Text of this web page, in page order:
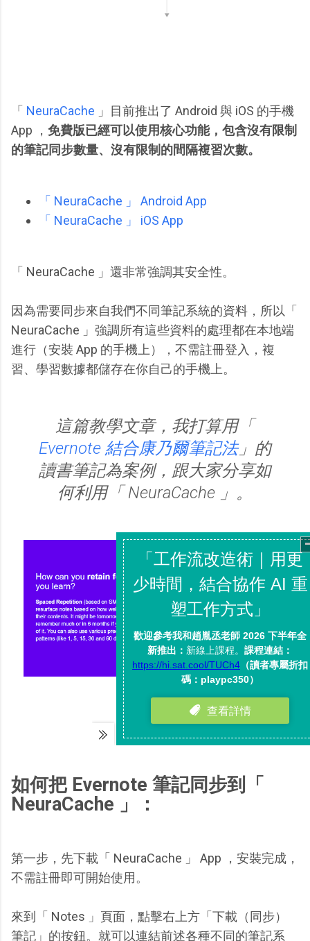
「 NeuraCache 」目前推出了 Android 與 iOS 的手機
App ， 免費版已經可以使用核心功能，包含沒有限制
的筆記同步數量、沒有限制的間隔複習次數。
「 NeuraCache 」 Android App
「 NeuraCache 」 iOS App
「 NeuraCache 」還非常強調其安全性。
因為需要同步來自我們不同筆記系統的資料，所以「
NeuraCache 」強調所有這些資料的處理都在本地端
進行（安裝 App 的手機上），不需註冊登入，複
習、學習數據都儲存在你自己的手機上。
這篇教學文章，我打算用「
Evernote 結合康乃爾筆記法」的
讀書筆記為案例，跟大家分享如
何利用「 NeuraCache 」。
如何把 Evernote 筆記同步到「
NeuraCache 」：
第一步，先下載「 NeuraCache 」 App ，安裝完成，
不需註冊即可開始使用。
來到「 Notes 」頁面，點擊右上方「下載（同步）
筆記」的按鈕。就可以連結前述各種不同的筆記系